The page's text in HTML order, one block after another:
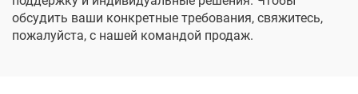
обсудить ваши конкретные требования, свяжитесь,
пожалуйста, с нашей командой продаж.